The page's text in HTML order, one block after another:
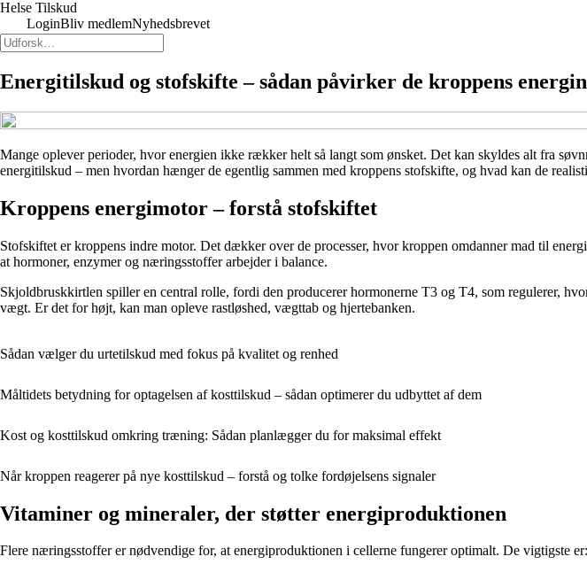
Helse Tilskud
LoginBliv medlemNyhedsbrevet
Energitilskud og stofskifte – sådan påvirker de kroppens
Mange oplever perioder, hvor energien ikke rækker helt så langt som ønsket. Det kan skyldes alt fra
energitilskud – men hvordan hænger de egentlig sammen med kroppens stofskifte, og hvad kan de
Kroppens energimotor – forstå stofskiftet
Stofskiftet er kroppens indre motor. Det dækker over de processer, hvor kroppen omdanner mad til
at hormoner, enzymer og næringsstoffer arbejder i balance.
Skjoldbruskkirtlen spiller en central rolle, fordi den producerer hormonerne T3 og T4, som regulerer,
vægt. Er det for højt, kan man opleve rastløshed, vægttab og hjertebanken.
Sådan vælger du urtetilskud med fokus på kvalitet og renhed
Måltidets betydning for optagelsen af kosttilskud – sådan optimerer du udbyttet af dem
Kost og kosttilskud omkring træning: Sådan planlægger du for maksimal effekt
Når kroppen reagerer på nye kosttilskud – forstå og tolke fordøjelsens signaler
Vitaminer og mineraler, der støtter energiproduktionen
Flere næringsstoffer er nødvendige for, at energiproduktionen i cellerne fungerer optimalt. De vigtigste er: